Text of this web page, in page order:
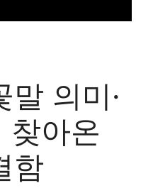
의미·
찾아온
함